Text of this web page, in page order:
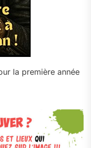
la première année